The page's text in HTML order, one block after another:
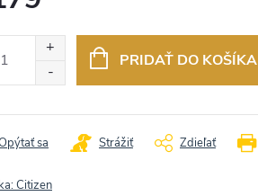
PRIDAŤ DO KOŠÍKA
sa Strážiť Zdieľať
Citizen